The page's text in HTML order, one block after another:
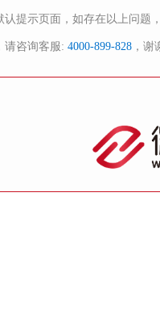
认提示页面，如存在以上问题
请咨询客服: 4000-899-828 ，谢